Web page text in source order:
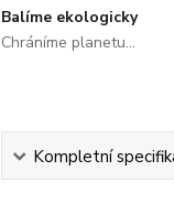
Balíme ekologicky
Chráníme planetu...
Kompletní